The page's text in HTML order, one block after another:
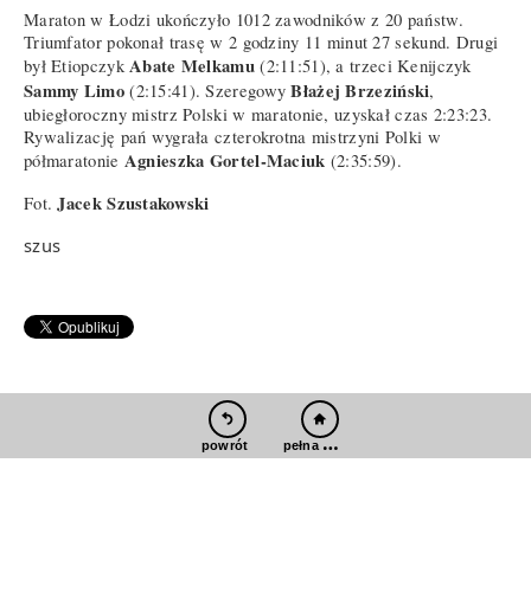
Maraton w Łodzi ukończyło 1012 zawodników z 20 państw.
Triumfator pokonał trasę w 2 godziny 11 minut 27 sekund. Drugi
był EtiopczykAbate Melkamu(2:11:51), a trzeci Kenijczyk
Sammy Limo(2:15:41). SzeregowyBłażej Brzeziński,
ubiegłoroczny mistrz Polski w maratonie, uzyskał czas 2:23:23.
Rywalizację pań wygrała czterokrotna mistrzyni Polki w
półmaratonie Agnieszka Gortel-Maciuk (2:35:59).
Fot.Jacek Szustakowski
szus
powrót pełna wersja